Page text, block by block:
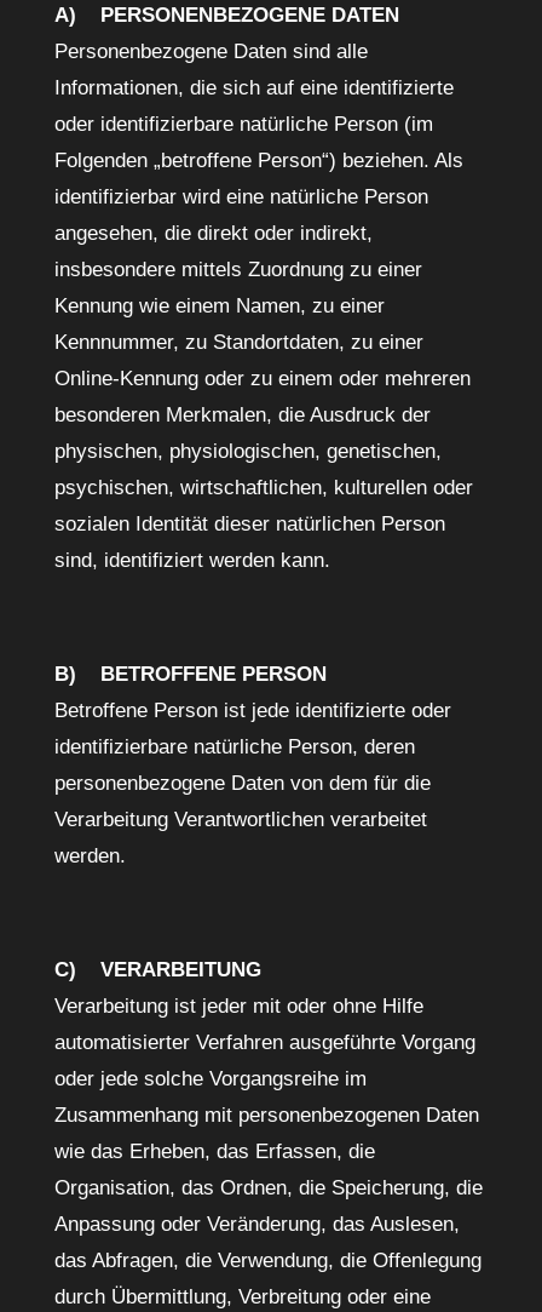
A) PERSONENBEZOGENE DATEN
Personenbezogene Daten sind alle
Informationen, die sich auf eine identifizierte
oder identifizierbare natürliche Person (im
Folgenden „betroffene Person“) beziehen. Als
identifizierbar wird eine natürliche Person
angesehen, die direkt oder indirekt,
insbesondere mittels Zuordnung zu einer
Kennung wie einem Namen, zu einer
Kennnummer, zu Standortdaten, zu einer
Online-Kennung oder zu einem oder mehreren
besonderen Merkmalen, die Ausdruck der
physischen, physiologischen, genetischen,
psychischen, wirtschaftlichen, kulturellen oder
sozialen Identität dieser natürlichen Person
sind, identifiziert werden kann.
B) BETROFFENE PERSON
Betroffene Person ist jede identifizierte oder
identifizierbare natürliche Person, deren
personenbezogene Daten von dem für die
Verarbeitung Verantwortlichen verarbeitet
werden.
C) VERARBEITUNG
Verarbeitung ist jeder mit oder ohne Hilfe
automatisierter Verfahren ausgeführte Vorgang
oder jede solche Vorgangsreihe im
Zusammenhang mit personenbezogenen Daten
wie das Erheben, das Erfassen, die
Organisation, das Ordnen, die Speicherung, die
Anpassung oder Veränderung, das Auslesen,
das Abfragen, die Verwendung, die Offenlegung
durch Übermittlung, Verbreitung oder eine